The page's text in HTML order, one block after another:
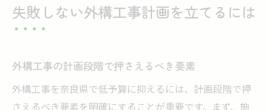
失敗しない外構工事計画を立てるには
外構工事の計画段階で押さえるべき要素
外構工事を奈良県で低予算に抑えるには、計画段階で押
さえるべき要素を明確にすることが重要です。まず、施